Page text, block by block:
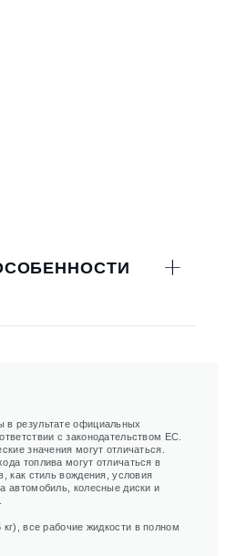
результате официальных
с законодательством ЕС.
значения могут отличаться.
топлива могут отличаться в
как стиль вождения, условия
автомобиль, колесные диски и
все рабочие жидкости в полном